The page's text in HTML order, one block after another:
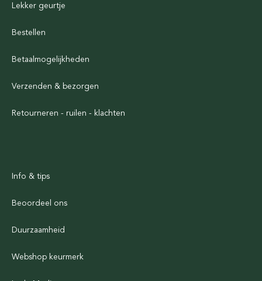
Lekker geurtje
Bestellen
Betaalmogelijkheden
Verzenden & bezorgen
Retourneren - ruilen - klachten
Info & tips
Beoordeel ons
Duurzaamheid
Webshop keurmerk